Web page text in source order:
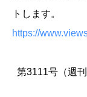
トします。
https://
第3111号（週